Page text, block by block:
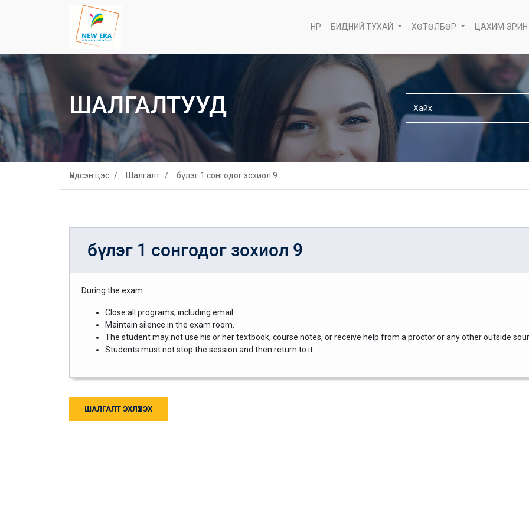
НҮҮР БИДНИЙ ТУХАЙ ХӨТӨЛБӨР ЦАХИМ ЭРИН
ШАЛГАЛТУУД
Үндсэн цэс Шалгалт бүлэг 1 сонгодог зохиол 9
бүлэг 1 сонгодог зохиол 9
During the exam:
Close all programs, including email.
Maintain silence in the exam room.
The student may not use his or her textbook, course notes, or receive help from a proctor or any other outside
Students must not stop the session and then return to it.
ШАЛГАЛТ ЭХЛҮҮЛЭХ